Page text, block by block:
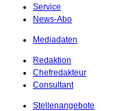
Service
News-Abo
Mediadaten
Redaktion
Chefredakteur
Consultant
Stellenangebote